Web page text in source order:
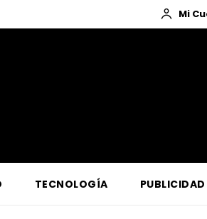
Mi
TECNOLOGÍA PUBLICIDAD